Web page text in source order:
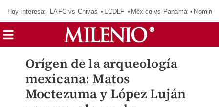
Hoy interesa: LAFC vs Chivas LCDLF México vs Panamá
Orígen de la arqueología
mexicana: Matos
Moctezuma y López Luján